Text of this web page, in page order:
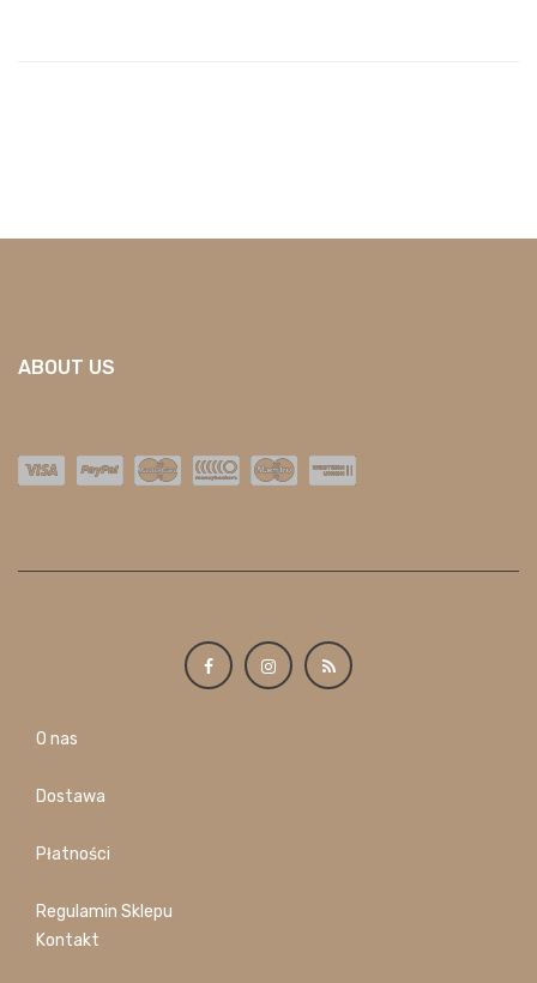
ABOUT US
O nas
Dostawa
Płatności
Regulamin Sklepu
Kontakt